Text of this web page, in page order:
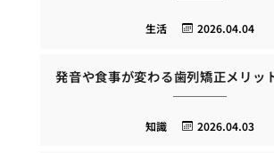
2026.04.04
生活
発音や食事が変わる歯列矯正メリッ
2026.04.03
知識